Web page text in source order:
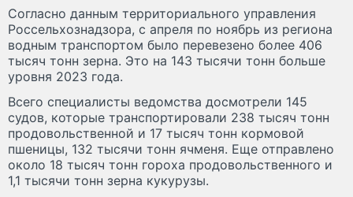
Согласно данным территориального управления
Россельхознадзора, с апреля по ноябрь из региона
водным транспортом было перевезено более 406
тысяч тонн зерна. Это на 143 тысячи тонн больше
уровня 2023 года.
Всего специалисты ведомства досмотрели 145
судов, которые транспортировали 238 тысяч тонн
продовольственной и 17 тысяч тонн кормовой
пшеницы, 132 тысячи тонн ячменя. Еще отправлено
около 18 тысяч тонн гороха продовольственного и
1,1 тысячи тонн зерна кукурузы.